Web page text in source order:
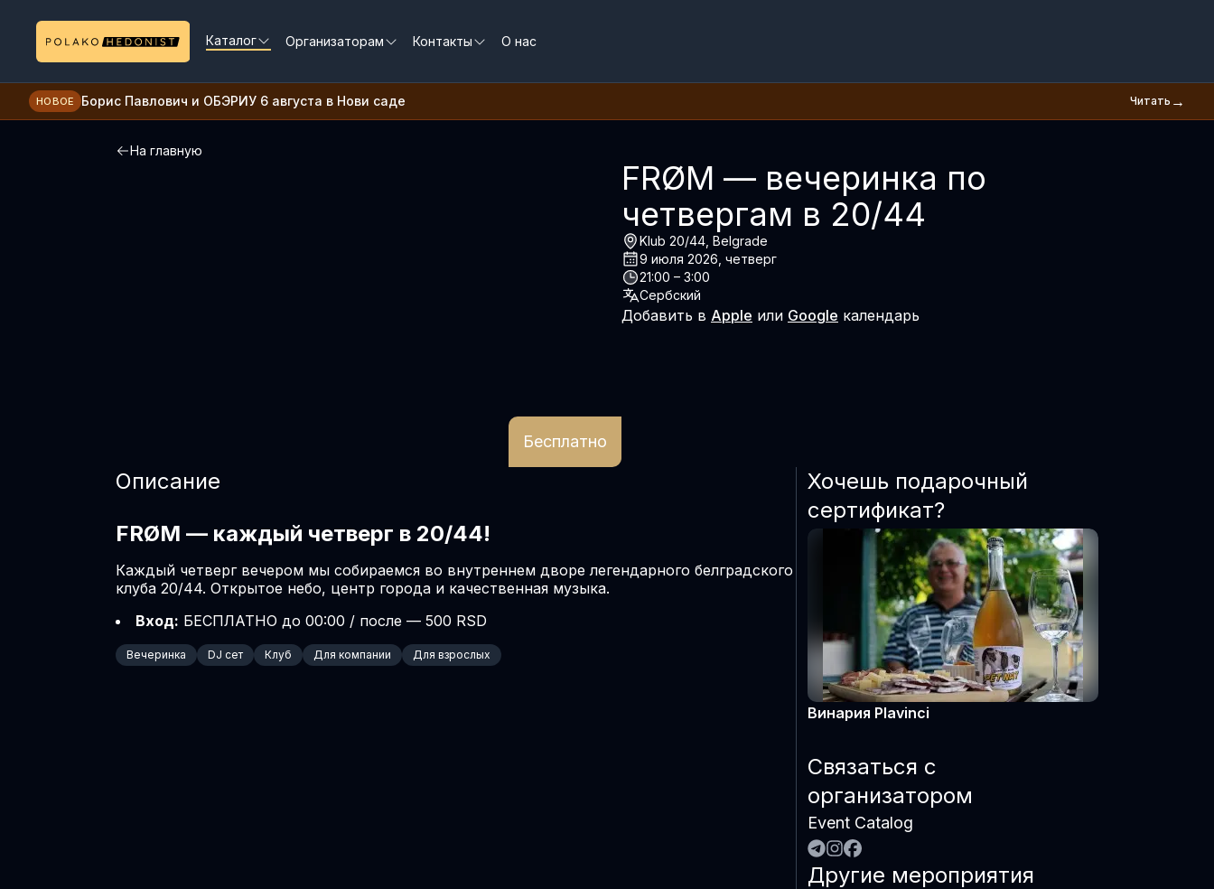
Каталог Организаторам Контакты О нас
НОВОЕ Борис Павлович и ОБЭРИУ 6 августа в Нови саде Читать →
На главную
Бесплатно
FRØM — вечеринка по
четвергам в 20/44
Klub 20/44, Belgrade
9 июля 2026, четверг
21:00 – 3:00
Сербский
Добавить в Apple или Google календарь
Описание
FRØM — каждый четверг в 20/44!
Каждый четверг вечером мы собираемся во внутреннем дворе легендарного белградского
клуба 20/44. Открытое небо, центр города и качественная музыка.
Вход: БЕСПЛАТНО до 00:00 / после — 500 RSD
Вечеринка DJ сет Клуб Для компании Для взрослых
Хочешь подарочный
сертификат?
Винария Plavinci
Связаться с
организатором
Event Catalog
Другие мероприятия